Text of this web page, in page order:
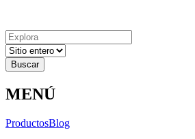
Resultados
para
MENÚ
ProductosBlog